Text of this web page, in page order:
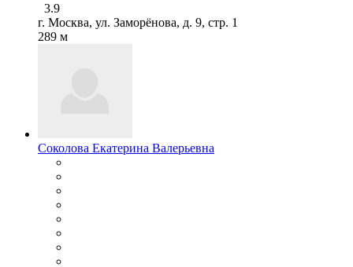
3.9
г. Москва, ул. Заморёнова, д. 9, стр. 1
289 м
Соколова Екатерина Валерьевна